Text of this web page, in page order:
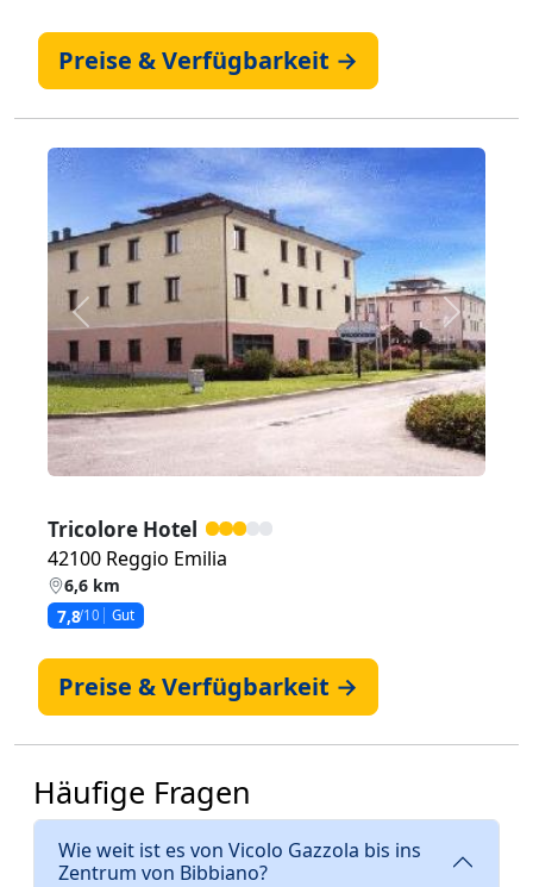
Preise & Verfügbarkeit →
Zurück Weiter
Tricolore Hotel
42100 Reggio Emilia
6,6 km
7,8/10 Gut
Preise & Verfügbarkeit →
Häufige Fragen
Wie weit ist es von Vicolo Gazzola bis ins
Zentrum von Bibbiano?